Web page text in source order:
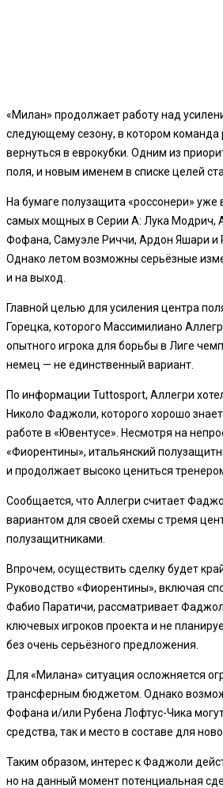
«Милан» продолжает работу над
следующему сезону, в котором команда
вернуться в еврокубки. Одним из
поля, и новым именем в списке целей
На бумаге полузащита «россонери» уже
самых мощных в Серии А: Лука Модрич,
Фофана, Самуэле Риччи, Ардон Яшари и
Однако летом возможны серьёзные
и на выход.
Главной целью для усиления центра
Горецка, которого Массимилиано
опытного игрока для борьбы в Лиге
немец — не единственный вариант.
По информации Tuttosport, Аллегри
Николо Фаджоли, которого хорошо
работе в «Ювентусе». Несмотря на
«Фиорентины», итальянский
и продолжает высоко цениться
Сообщается, что Аллегри считает
вариантом для своей схемы с тремя
полузащитниками.
Впрочем, осуществить сделку будет
Руководство «Фиорентины», включая
Фабио Паратичи, рассматривает
ключевых игроков проекта и не
без очень серьёзного предложения.
Для «Милана» ситуация осложняется
трансферным бюджетом. Однако
Фофана и/или Рубена Лофтус-Чика
средства, так и место в составе для
Таким образом, интерес к Фаджоли
но на данный момент потенциальная